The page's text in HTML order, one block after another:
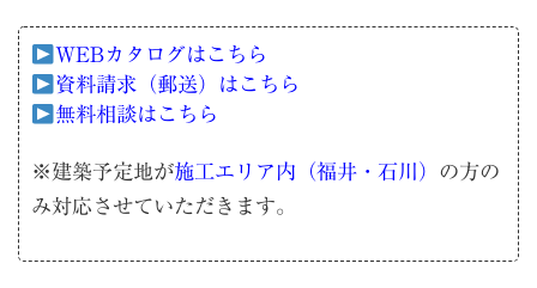
WEBカタログはこちら
資料請求（郵送）はこちら
無料相談はこちら
※建築予定地が施工エリア内（福井・石川） の方の
み対応させていただきます。